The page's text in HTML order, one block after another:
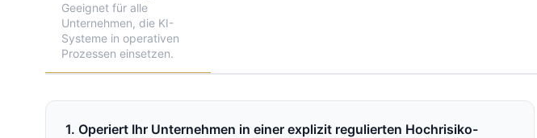
Geeignet für alle
Unternehmen, die KI-
Systeme in operativen
Prozessen einsetzen.
1. Operiert Ihr Unternehmen in einer explizit regulierten Hochrisiko-